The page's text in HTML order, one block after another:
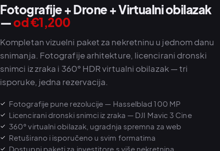
Fotografije + Drone + Virtualni obilazak
—od €1,200
Kompletan vizuelni paket za nekretninu u jednom danu
snimanja. Fotografije arhitekture, licencirani dronski
snimci iz zraka i 360° HDR virtualni obilazak — tri
isporuke, jedna rezervacija.
Fotografije pune rezolucije — Hasselblad 100 MP
Licencirani dronski snimci iz zraka — DJI Mavic 3 Cine
360° virtualni obilazak, ugradnja spremna za web
Retuširano i isporučeno u svim formatima
Dostupni paketi za investitore s više nekretnina